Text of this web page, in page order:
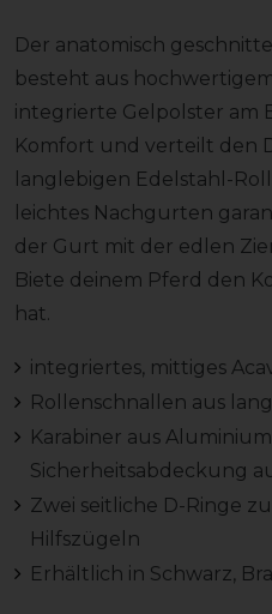
Der anatomisch
besteht aus
integrierte Gelpolster am
Komfort und verteilt den
langlebigen Edelstahl-
leichtes Nachgurten
der Gurt mit der edlen
Biete deinem Pferd den
hat.
integriertes, mittiges
Rollenschnallen aus
Karabiner aus
Sicherheitsabdeckung
Zwei seitliche D-Ringe
Hilfszügeln
Erhältlich in Schwarz,